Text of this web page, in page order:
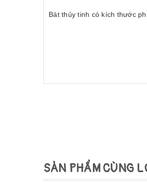
Bát thủy tinh có kích thước
SẢN PHẨM CÙNG